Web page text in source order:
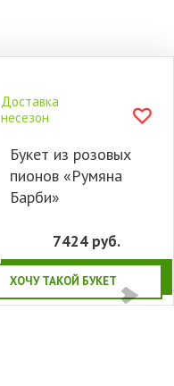
Доставка
несезон
Букет из розовых
пионов «Румяна
Барби»
7424 руб.
ХОЧУ ТАКОЙ БУКЕТ
КУПИТЬ